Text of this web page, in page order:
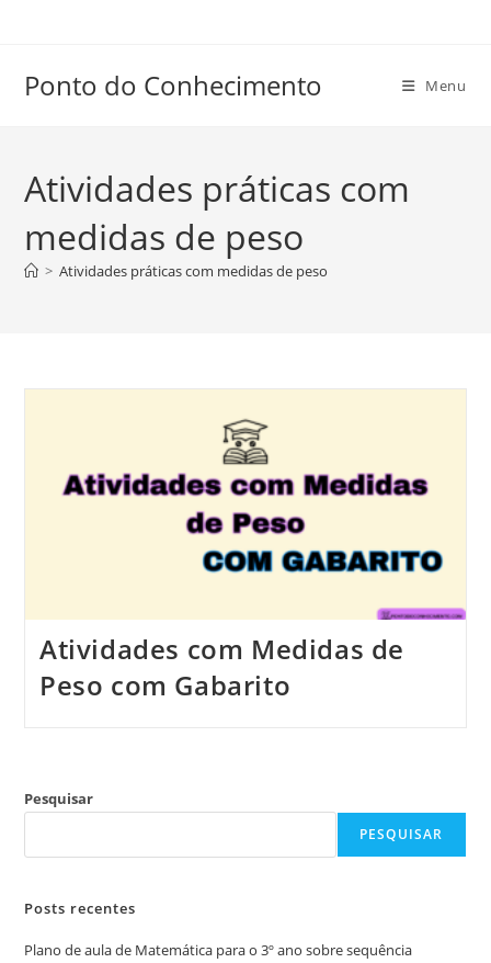
conteúdo
Ponto do Conhecimento Menu
Atividades práticas com
medidas de peso
> Atividades práticas com medidas de peso
Atividades com Medidas de
Peso com Gabarito
Pesquisar
PESQUISAR
Posts recentes
Plano de aula de Matemática para o 3º ano sobre sequência